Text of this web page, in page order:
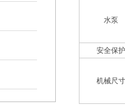
水泵
安全保护
机械尺寸